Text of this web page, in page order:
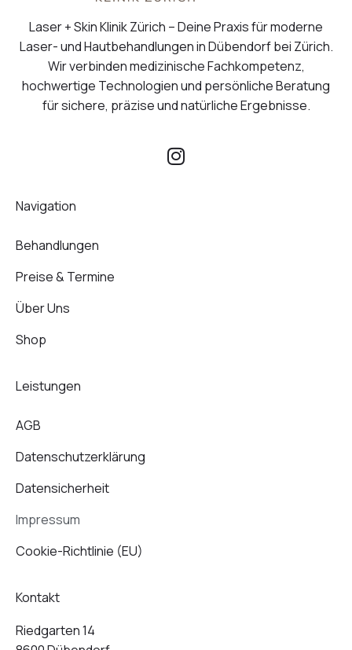
Laser + Skin Klinik Zürich – Deine Praxis für moderne
Laser- und Hautbehandlungen in Dübendorf bei Zürich.
Wir verbinden medizinische Fachkompetenz,
hochwertige Technologien und persönliche Beratung
für sichere, präzise und natürliche Ergebnisse.
I
n
Navigation
Behandlungen
Preise & Termine
Über Uns
Shop
Leistungen
AGB
Datenschutz­erklärung
Datensicherheit
Impressum
Cookie-Richtlinie (EU)
Kontakt
Riedgarten 14